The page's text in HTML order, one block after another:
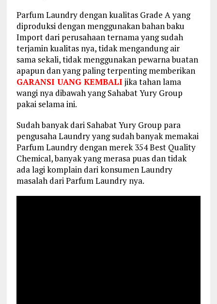
Parfum Laundry dengan kualitas Grade A yang
diproduksi dengan menggunakan bahan baku
Import dari perusahaan ternama yang sudah
terjamin kualitas nya, tidak mengandung air
sama sekali, tidak menggunakan pewarna buatan
apapun dan yang paling terpenting memberikan
GARANSI UANG KEMBALI jika tahan lama
wangi nya dibawah yang Sahabat Yury Group
pakai selama ini.
Sudah banyak dari Sahabat Yury Group para
pengusaha Laundry yang sudah banyak memakai
Parfum Laundry dengan merek 354 Best Quality
Chemical, banyak yang merasa puas dan tidak
ada lagi komplain dari konsumen Laundry
masalah dari Parfum Laundry nya.